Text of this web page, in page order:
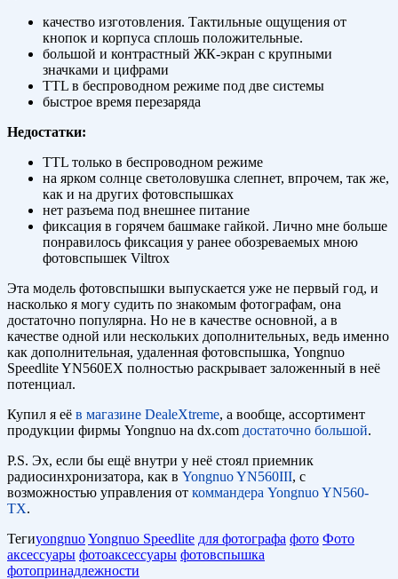
качество изготовления. Тактильные ощущения от
кнопок и корпуса сплошь положительные.
большой и контрастный ЖК-экран с крупными
значками и цифрами
TTL в беспроводном режиме под две системы
быстрое время перезаряда
Недостатки:
TTL только в беспроводном режиме
на ярком солнце светоловушка слепнет, впрочем, так же,
как и на других фотовспышках
нет разъема под внешнее питание
фиксация в горячем башмаке гайкой. Лично мне больше
понравилось фиксация у ранее обозреваемых мною
фотовспышек Viltrox
Эта модель фотовспышки выпускается уже не первый год, и
насколько я могу судить по знакомым фотографам, она
достаточно популярна. Но не в качестве основной, а в
качестве одной или нескольких дополнительных, ведь именно
как дополнительная, удаленная фотовспышка, Yongnuo
Speedlite YN560EX полностью раскрывает заложенный в неё
потенциал.
Купил я её в магазине DealeXtreme, а вообще, ассортимент
продукции фирмы Yongnuo на dx.com достаточно большой.
P.S. Эх, если бы ещё внутри у неё стоял приемник
радиосинхронизатора, как в Yongnuo YN560III, с
возможностью управления от коммандера Yongnuo YN560-
TX.
ТегиyongnuoYongnuo Speedlite для фотографа фото Фото
аксессуары фотоаксессуары фотовспышка
фотопринадлежности